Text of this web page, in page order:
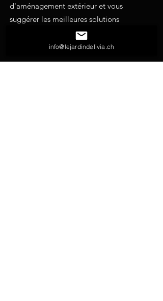
d'aménagement extérieur et vous
suggérer les meilleures solutions
possibles. N'hésitez pas à nous solliciter
pour toutes vos demandes.
info@lejardindelivia.ch